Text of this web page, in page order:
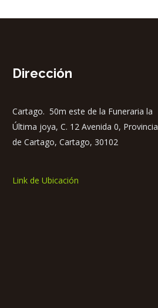
Dirección
Cartago. 50m este de la Funeraria la
Última joya, C. 12 Avenida 0, Provincia
de Cartago, Cartago, 30102
Link de Ubicación